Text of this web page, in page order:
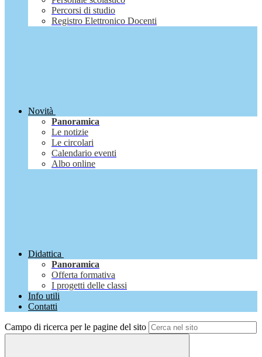
Percorsi di studio
Registro Elettronico Docenti
Novità
Panoramica
Le notizie
Le circolari
Calendario eventi
Albo online
Didattica
Panoramica
Offerta formativa
I progetti delle classi
Info utili
Contatti
Campo di ricerca per le pagine del sito